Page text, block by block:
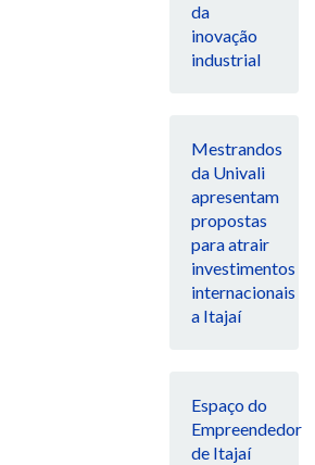
da
inovação
industrial
Mestrandos
da Univali
apresentam
propostas
para atrair
investimentos
internacionais
a Itajaí
Espaço do
Empreendedor
de Itajaí